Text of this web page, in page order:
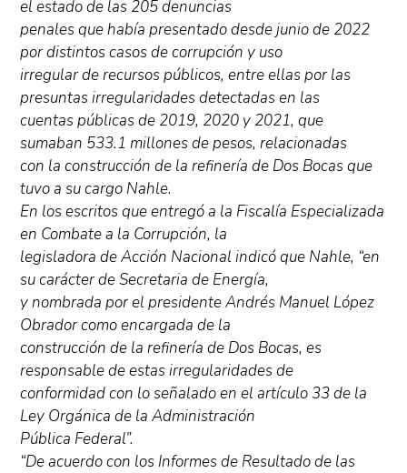
el estado de las 205 denuncias
penales que había presentado desde junio de 2022
por distintos casos de corrupción y uso
irregular de recursos públicos, entre ellas por las
presuntas irregularidades detectadas en las
cuentas públicas de 2019, 2020 y 2021, que
sumaban 533.1 millones de pesos, relacionadas
con la construcción de la refinería de Dos Bocas que
tuvo a su cargo Nahle.
En los escritos que entregó a la Fiscalía Especializada
en Combate a la Corrupción, la
legisladora de Acción Nacional indicó que Nahle, “en
su carácter de Secretaria de Energía,
y nombrada por el presidente Andrés Manuel López
Obrador como encargada de la
construcción de la refinería de Dos Bocas, es
responsable de estas irregularidades de
conformidad con lo señalado en el artículo 33 de la
Ley Orgánica de la Administración
Pública Federal”.
“De acuerdo con los Informes de Resultado de las